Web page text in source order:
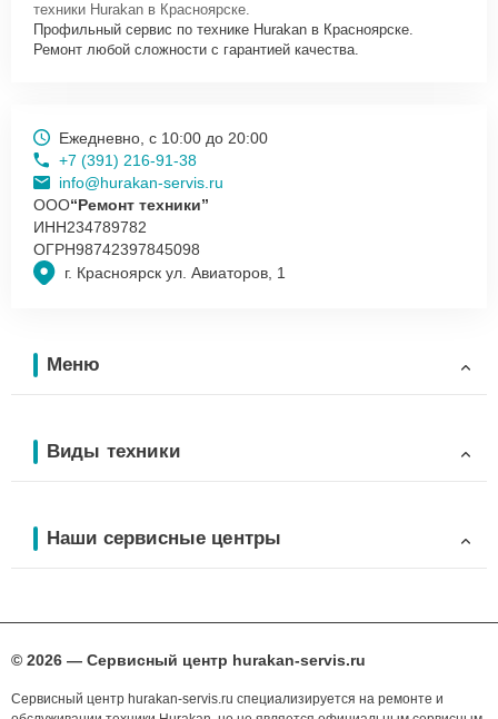
техники Hurakan в Красноярске.
Профильный сервис по технике Hurakan в Красноярске.
Ремонт любой сложности с гарантией качества.
г. Красноярск ул. Авиаторов, 1
Ежедневно, с 10:00 до 20:00
+7 (391) 216-91-38
info@hurakan-servis.ru
ООО“Ремонт техники”
ИНН234789782
ОГРН98742397845098
Меню
Виды техники
Наши сервисные центры
© 2026 — Сервисный центр hurakan-servis.ru
Сервисный центр hurakan-servis.ru специализируется на ремонте и